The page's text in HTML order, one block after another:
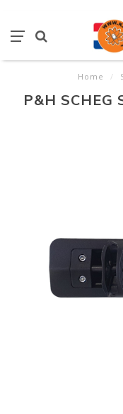
Home /
P&H SCHEG